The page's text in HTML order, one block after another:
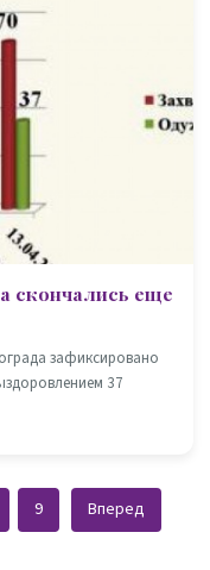
скончались еще
зафиксировано
37
9 Вперед